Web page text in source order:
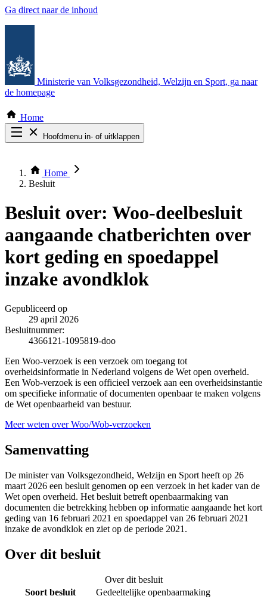
Ga direct naar de inhoud
Ministerie van Volksgezondheid, Welzijn en Sport, ga naar
de homepage
Home
Hoofdmenu in- of uitklappen
Thema COVID-19
Bekijk per bestuursorgaan
Home
Besluit
Besluit over: Woo-deelbesluit
aangaande chatberichten over
kort geding en spoedappel
inzake avondklok
Gepubliceerd op
29 april 2026
Besluitnummer:
4366121-1095819-doo
Een Woo-verzoek is een verzoek om toegang tot
overheidsinformatie in Nederland volgens de Wet open overheid.
Een Wob-verzoek is een officieel verzoek aan een overheidsinstantie
om specifieke informatie of documenten openbaar te maken volgens
de Wet openbaarheid van bestuur.
Meer weten over Woo/Wob-verzoeken
Samenvatting
De minister van Volksgezondheid, Welzijn en Sport heeft op 26
maart 2026 een besluit genomen op een verzoek in het kader van de
Wet open overheid. Het besluit betreft openbaarmaking van
documenten die betrekking hebben op informatie aangaande het kort
geding van 16 februari 2021 en spoedappel van 26 februari 2021
inzake de avondklok en ziet op de periode 2021.
Over dit besluit
Over dit besluit
Soort besluit
Gedeeltelijke openbaarmaking